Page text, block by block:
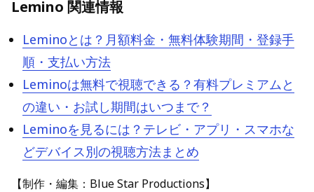
Lemino 関連情報
Leminoとは？月額料金・無料体験期間・登録手
順・支払い方法
Leminoは無料で視聴できる？有料プレミアムと
の違い・お試し期間はいつまで？
Leminoを見るには？テレビ・アプリ・スマホな
どデバイス別の視聴方法まとめ
【制作・編集：Blue Star Productions】